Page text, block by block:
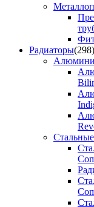
Радиаторы(298)